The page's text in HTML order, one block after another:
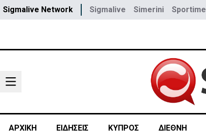
Sigmalive Network Sigmalive Simerini Sportime
ΑΡΧΙΚΗ ΕΙΔΗΣΕΙΣ ΚΥΠΡΟΣ ΔΙΕΘΝΗ